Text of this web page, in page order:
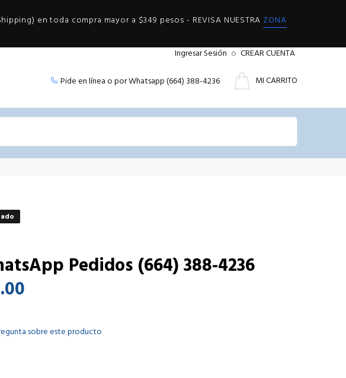
en toda compra mayor a $349 pesos - REVISA NUESTRA ZONA
Ingresar Sesión o CREAR CUENTA
Pide en línea o por Whatsapp (664) 388-4236 MI CARRITO
Pedidos (664) 388-4236
sobre este producto